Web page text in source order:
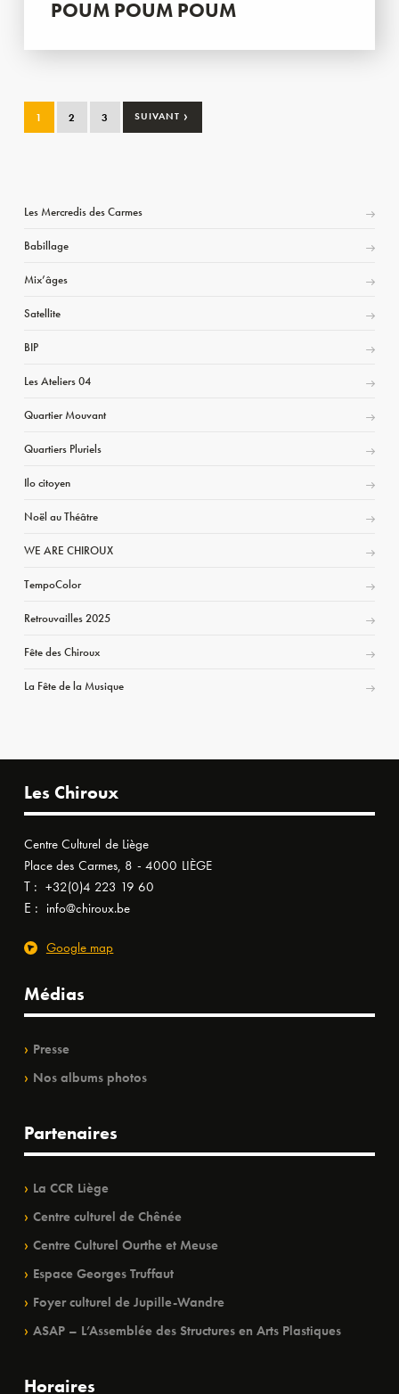
POUM POUM POUM
1 2 3 SUIVANT ›
Les Mercredis des Carmes
Babillage
Mix’âges
Satellite
BIP
Les Ateliers 04
Quartier Mouvant
Quartiers Pluriels
Ilo citoyen
Noël au Théâtre
WE ARE CHIROUX
TempoColor
Retrouvailles 2025
Fête des Chiroux
La Fête de la Musique
Les Chiroux
Centre Culturel de Liège
Place des Carmes, 8 - 4000 LIÈGE
T : +32(0)4 223 19 60
E : info@chiroux.be
Google map
Médias
Presse
Nos albums photos
Partenaires
La CCR Liège
Centre culturel de Chênée
Centre Culturel Ourthe et Meuse
Espace Georges Truffaut
Foyer culturel de Jupille-Wandre
ASAP – L’Assemblée des Structures en Arts Plastiques
Horaires